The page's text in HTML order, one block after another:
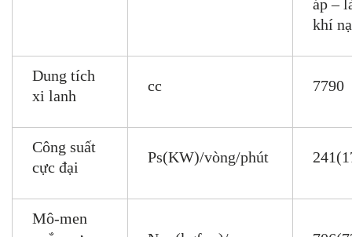
áp –
khí
Dung tích
xi lanh
cc 7790
Công suất
cực đại
Ps(KW)/vòng/phút
Mô-men